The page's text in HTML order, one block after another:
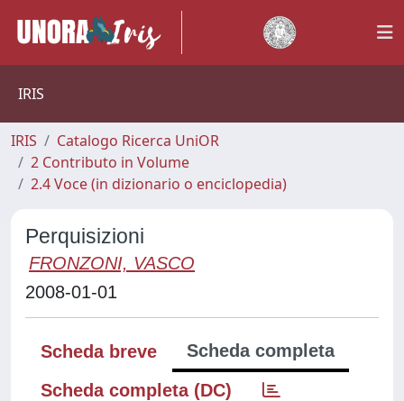
IRIS
IRIS
Catalogo Ricerca UniOR
2 Contributo in Volume
2.4 Voce (in dizionario o enciclopedia)
Perquisizioni
FRONZONI, VASCO
2008-01-01
Scheda breve
Scheda completa
Scheda completa (DC)